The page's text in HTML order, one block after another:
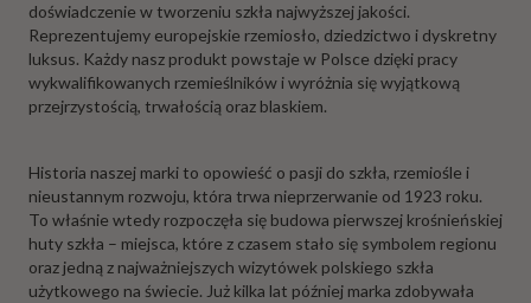
doświadczenie w tworzeniu szkła najwyższej jakości.
Reprezentujemy europejskie rzemiosło, dziedzictwo i dyskretny
luksus. Każdy nasz produkt powstaje w Polsce dzięki pracy
wykwalifikowanych rzemieślników i wyróżnia się wyjątkową
przejrzystością, trwałością oraz blaskiem.
Historia naszej marki to opowieść o pasji do szkła, rzemiośle i
nieustannym rozwoju, która trwa nieprzerwanie od 1923 roku.
To właśnie wtedy rozpoczęła się budowa pierwszej krośnieńskiej
huty szkła – miejsca, które z czasem stało się symbolem regionu
oraz jedną z najważniejszych wizytówek polskiego szkła
użytkowego na świecie. Już kilka lat później marka zdobywała